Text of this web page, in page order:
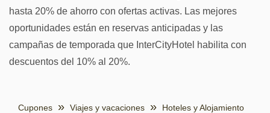
hasta 20% de ahorro con ofertas activas. Las mejores
oportunidades están en reservas anticipadas y las
campañas de temporada que InterCityHotel habilita con
descuentos del 10% al 20%.
Cupones Viajes y vacaciones
Hoteles y Alojamiento